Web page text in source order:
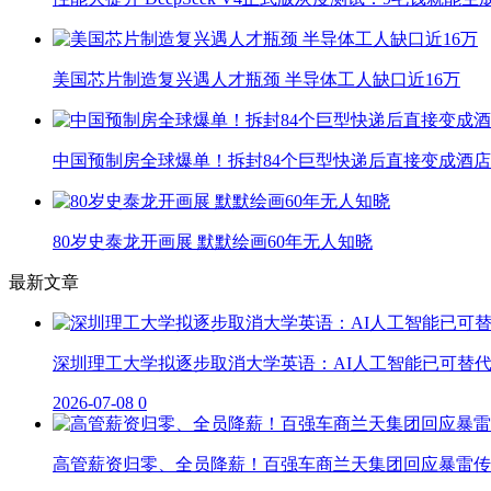
美国芯片制造复兴遇人才瓶颈 半导体工人缺口近16万
中国预制房全球爆单！拆封84个巨型快递后直接变成酒店
80岁史泰龙开画展 默默绘画60年无人知晓
最新文章
深圳理工大学拟逐步取消大学英语：AI人工智能已可替代
2026-07-08 0
高管薪资归零、全员降薪！百强车商兰天集团回应暴雷